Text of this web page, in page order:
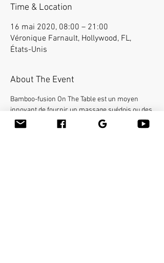
Time & Location
16 mai 2020, 08:00 – 21:00
Véronique Farnault, Hollywood, FL,
États-Unis
About The Event
Bamboo-fusion On The Table est un moyen
innovant de fournir un massage suédois ou des
tissus profonds du corps entier sur la table tout